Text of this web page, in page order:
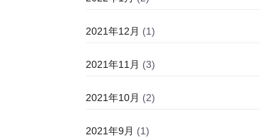
2021年12月 (1)
2021年11月 (3)
2021年10月 (2)
2021年9月 (1)